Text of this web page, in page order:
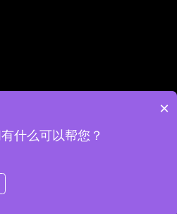
统 透明工厂
×
什么可以帮您？